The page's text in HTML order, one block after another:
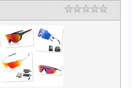
Rating 1 star
2 stars
3 stars
4 stars
5 stars